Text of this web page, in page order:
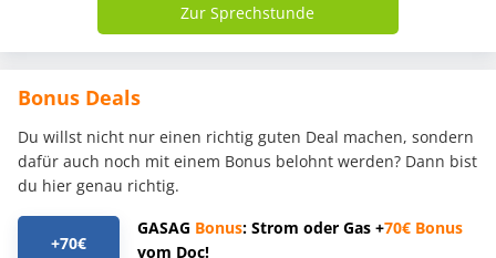
Zur Sprechstunde
Bonus Deals
Du willst nicht nur einen richtig guten Deal machen, sondern
dafür auch noch mit einem Bonus belohnt werden? Dann bist
du hier genau richtig.
+70€
GASAG Bonus: Strom oder Gas +70€ Bonus
vom Doc!